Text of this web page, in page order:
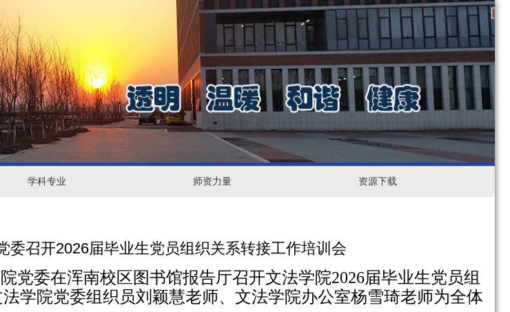
学科专业 师资力量
力
量
资源下载
下
载
委召开2026届毕业生党员组织关系转接工作培训会
党委在浑南校区图书馆报告厅召开文法学院2026届毕业生党员组
学院党委组织员刘颖慧老师、文法学院办公室杨雪琦老师为全体